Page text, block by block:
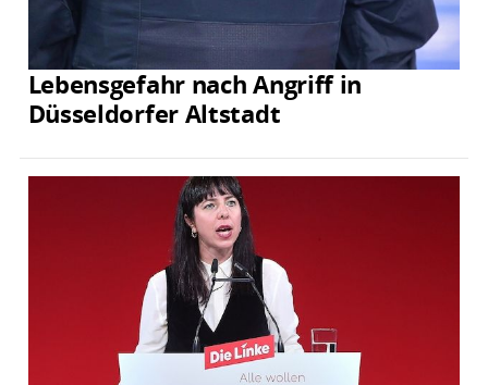
Lebensgefahr nach Angriff in
Düsseldorfer Altstadt